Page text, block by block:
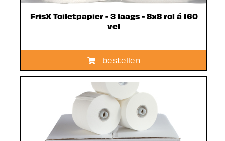
FrisX Toiletpapier - 3 laags - 8x8 rol á 160
vel
bestellen